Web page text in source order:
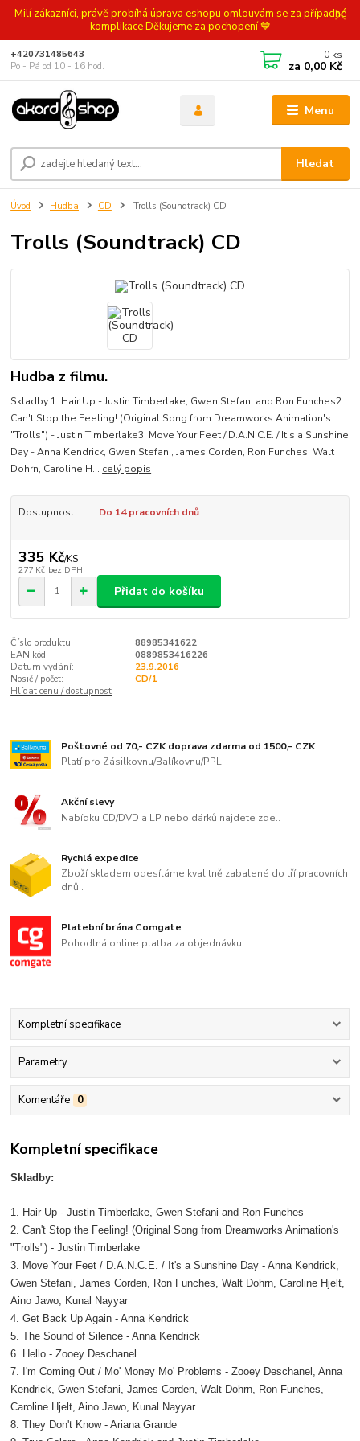
Milí zákazníci, právě probíhá úprava eshopu omlouvám se za případné
komplikace Děkujeme za pochopení 💙
Menu
Hledat
+420731485643
Po - Pá od 10 - 16 hod.
0 ks
za 0,00 Kč
Úvod Hudba CD Trolls (Soundtrack) CD
Trolls (Soundtrack) CD
Hudba z filmu.
Skladby:1. Hair Up - Justin Timberlake, Gwen Stefani and Ron Funches2.
Can't Stop the Feeling! (Original Song from Dreamworks Animation's
"Trolls") - Justin Timberlake3. Move Your Feet / D.A.N.C.E. / It's a Sunshine
Day - Anna Kendrick, Gwen Stefani, James Corden, Ron Funches, Walt
Dohrn, Caroline H... celý popis
Dostupnost Do 14 pracovních dnů
335 Kč/KS
277 Kč bez DPH
Přidat do košíku
Číslo produktu:
88985341622
EAN kód:
0889853416226
Datum vydání:
23.9.2016
Nosič / počet:
CD/1
Hlídat cenu / dostupnost
Poštovné od 70,- CZK doprava zdarma od 1500,- CZK
Platí pro Zásilkovnu/Balíkovnu/PPL.
Akční slevy
Nabídku CD/DVD a LP nebo dárků najdete zde..
Rychlá expedice
Zboží skladem odesíláme kvalitně zabalené do tří pracovních
dnů..
Platební brána Comgate
Pohodlná online platba za objednávku.
Kompletní specifikace
Parametry
Komentáře 0
Kompletní specifikace
Skladby:
1. Hair Up - Justin Timberlake, Gwen Stefani and Ron Funches
2. Can't Stop the Feeling! (Original Song from Dreamworks Animation's
"Trolls") - Justin Timberlake
3. Move Your Feet / D.A.N.C.E. / It's a Sunshine Day - Anna Kendrick,
Gwen Stefani, James Corden, Ron Funches, Walt Dohrn, Caroline Hjelt,
Aino Jawo, Kunal Nayyar
4. Get Back Up Again - Anna Kendrick
5. The Sound of Silence - Anna Kendrick
6. Hello - Zooey Deschanel
7. I'm Coming Out / Mo' Money Mo' Problems - Zooey Deschanel, Anna
Kendrick, Gwen Stefani, James Corden, Walt Dohrn, Ron Funches,
Caroline Hjelt, Aino Jawo, Kunal Nayyar
8. They Don't Know - Ariana Grande